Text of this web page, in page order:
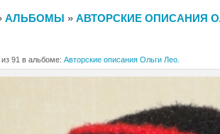
АЛЬБОМЫ » АВТОРСКИЕ ОПИСАНИЯ
91 в альбоме: Авторские описания Ольги Лео.